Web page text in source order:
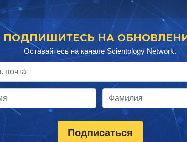
ПОДПИШИТЕСЬ НА
Оставайтесь на канале Scientology Network.
Подписаться